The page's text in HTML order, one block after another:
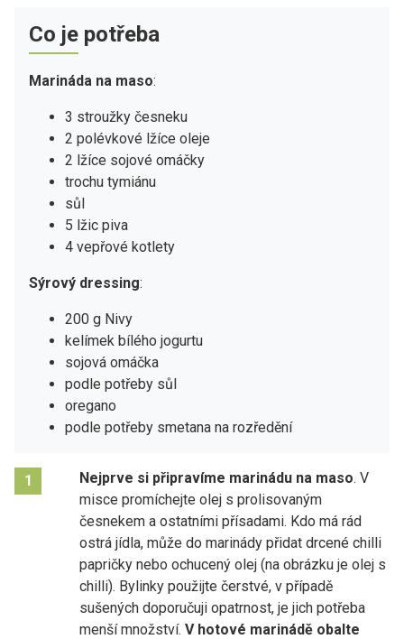
Co je potřeba
Marináda na maso:
3 stroužky česneku
2 polévkové lžíce oleje
2 lžíce sojové omáčky
trochu tymiánu
sůl
5 lžic piva
4 vepřové kotlety
Sýrový dressing:
200 g Nivy
kelímek bílého jogurtu
sojová omáčka
podle potřeby sůl
oregano
podle potřeby smetana na rozředění
1 Nejprve si připravíme marinádu na maso. V
misce promíchejte olej s prolisovaným
česnekem a ostatními přísadami. Kdo má rád
ostrá jídla, může do marinády přidat drcené chilli
papričky nebo ochucený olej (na obrázku je olej s
chilli). Bylinky použijte čerstvé, v případě
sušených doporučuji opatrnost, je jich potřeba
menší množství. V hotové marinádě obalte